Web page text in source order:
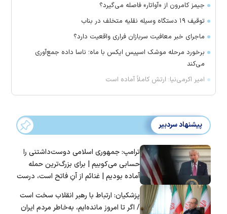
جیمز کامرون از «آواتار» فاصله می‌گیرد؟
توقیف ۱۹ دستگاه وسیله نقلیه متخلف در بناب
ماجرای خبر معافیت سربازان فراری واقعیت دارد؟
برخورد مرحله موشک اسپیس ایکس با ماه؛ ناسا داده جمع‌آوری
می‌کند
امیر اکرمی‌نیا: ارتش کاملاً آماده است
پیشنهاد سردبیر
ترامپ: جمهوری اسلامی دوست‌داشتنی را
حسابی می‌کوبیم | برای بزرگ‌ترین حمله
آماده بودیم | غنائم از آنِ فاتح است، درست
پزشکیان: ارتباط با رهبر انقلاب سخت است
/ اگر تا امروز مانده‌ایم، به‌خاطر مردم ایران